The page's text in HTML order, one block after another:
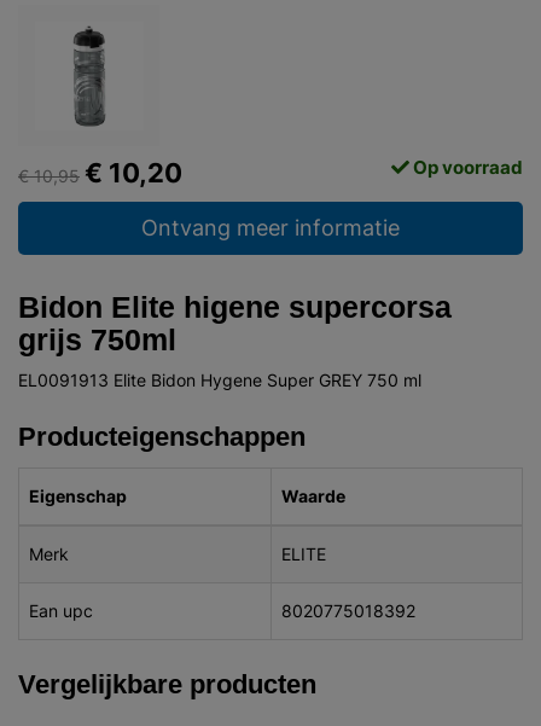
€ 10,95 € 10,20 Op voorraad
Ontvang meer informatie
Bidon Elite higene supercorsa
grijs 750ml
EL0091913 Elite Bidon Hygene Super GREY 750 ml
Producteigenschappen
Eigenschap Waarde
Merk ELITE
Ean upc 8020775018392
Vergelijkbare producten